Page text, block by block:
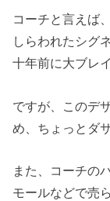
コーチと言えば
しらわれたシグ
十年前に大ブレ
ですが、このデ
め、ちょっとダ
また、コーチの
モールなどで売